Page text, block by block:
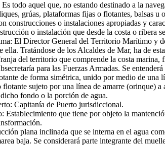
todo aquel que, no estando destinado a la
grúas, plataformas fijas o flotantes, balsas u
o instalaciones apropiadas y
o instalación que desde la costa o ribera
El Director General del Territorio Marítimo y
ella. Tratándose de los Alcaldes de Mar, ha de
del territorio que comprende la costa
para las Fuerzas Armadas. Se
de forma simétrica, unido por medio de una
sujeto por una línea de amarre (orinque) a
fondo o la porción de agua.
Capitanía de Puerto jurisdiccional.
que tiene por objeto la
plana inclinada que se interna en el agua
baja. Se considerará parte integrante del